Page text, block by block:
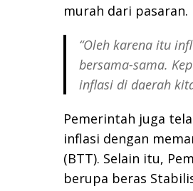
murah dari pasaran.
“Oleh karena itu
bersama-sama.
inflasi di daerah
Pemerintah juga
inflasi dengan
(BTT). Selain itu,
berupa beras